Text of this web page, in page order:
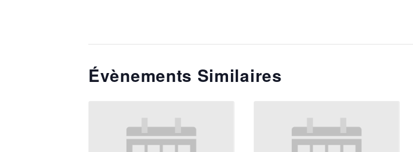
Évènements Similaires